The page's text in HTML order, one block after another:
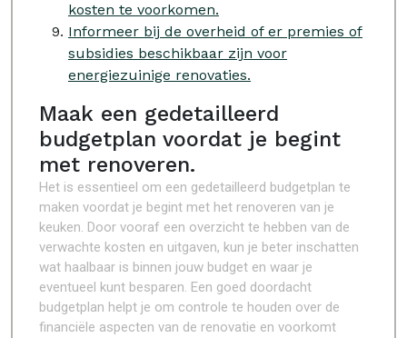
kosten te voorkomen.
Informeer bij de overheid of er premies of
subsidies beschikbaar zijn voor
energiezuinige renovaties.
Maak een gedetailleerd
budgetplan voordat je begint
met renoveren.
Het is essentieel om een gedetailleerd budgetplan te
maken voordat je begint met het renoveren van je
keuken. Door vooraf een overzicht te hebben van de
verwachte kosten en uitgaven, kun je beter inschatten
wat haalbaar is binnen jouw budget en waar je
eventueel kunt besparen. Een goed doordacht
budgetplan helpt je om controle te houden over de
financiële aspecten van de renovatie en voorkomt